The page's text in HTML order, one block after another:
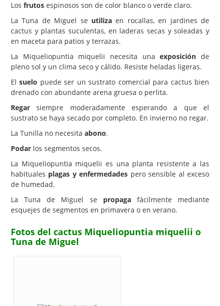
Los frutos espinosos son de color blanco o verde claro.
La Tuna de Miguel se utiliza en rocallas, en jardines de
cactus y plantas suculentas, en laderas secas y soleadas y
en maceta para patios y terrazas.
La Miqueliopuntia miquelii necesita unaexposición de
pleno sol y un clima seco y cálido. Resiste heladas ligeras.
Elsuelo puede ser un sustrato comercial para cactus bien
drenado con abundante arena gruesa o perlita.
Regar siempre moderadamente esperando a que el
sustrato se haya secado por completo. En invierno no regar.
La Tunilla no necesita abono.
Podar los segmentos secos.
La Miqueliopuntia miquelii es una planta resistente a las
habituales plagas y enfermedades pero sensible al exceso
de humedad.
La Tuna de Miguel se propagafácilmente mediante
esquejes de segmentos en primavera o en verano.
Fotos del cactus Miqueliopuntia miquelii o
Tuna de Miguel